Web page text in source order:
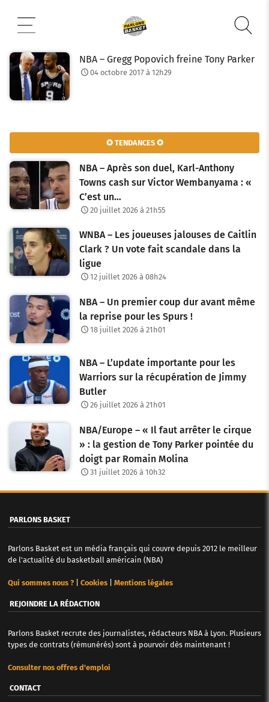
contenu
NBA – Gregg Popovich freine Tony Parker
04 octobre 2017 à 12h29
✪ TENDANCES ✪
NBA – Après son duel, Karl-Anthony
Towns cash sur Victor Wembanyama : «
C’est un…
20 juillet 2026 à 21h55
WNBA – Les joueuses jalouses de Caitlin
Clark ? Un vote fait scandale dans la
ligue
12 juillet 2026 à 08h24
NBA – Un premier coup dur avant même
la reprise pour les Spurs !
18 juillet 2026 à 21h01
NBA – L’update importante pour les
Warriors sur la récupération de Jimmy
Butler
26 juillet 2026 à 21h01
NBA/Europe – « Il faut arrêter le cirque
» : la gestion de Tony Parker pointée du
doigt par Romain Molina
31 juillet 2026 à 10h32
PARLONS BASKET
Parlons Basket est un média français qui couvre depuis 2012 le meilleur
de l'actualité du basketball américain (NBA)
Qui sommes nous ?| Cookies| Mentions légales
REJOINDRE LA RÉDACTION
Parlons Basket recrute des journalistes, rédacteurs NBA à Lyon. Plusieurs
types de contrats (rémunérés) sont à pourvoir dès maintenant !
Consulter nos offres d'emploi
CONTACT